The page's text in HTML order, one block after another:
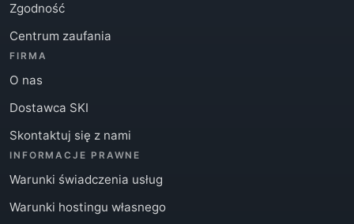
Zgodność
Centrum zaufania
FIRMA
O nas
Dostawca SKI
Skontaktuj się z nami
INFORMACJE PRAWNE
Warunki świadczenia usług
Warunki hostingu własnego